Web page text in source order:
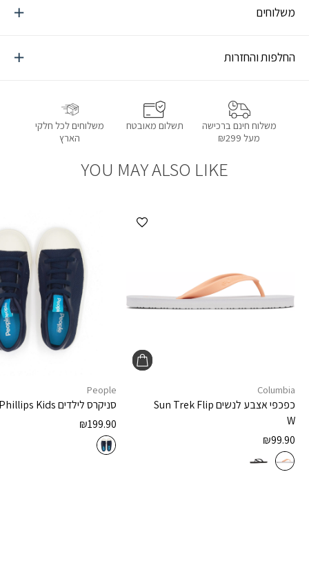
משלוחים
החלפות והחזרות
משלוח חינם ברכישה
מעל ₪299
תשלום מאובטח
משלוחים לכל חלקי
הארץ
YOU MAY ALSO LIKE
הוספה למועדפים
Columbia
כפכפי אצבע לנשיםSun Trek Flip
W
₪99.90
People
סניקרס לילדיםKids
₪199.90